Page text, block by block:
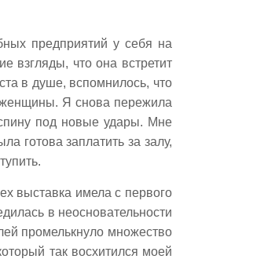
предприятий у себя на
взгляды, что она встретит
в душе, вспомнилось, что
женщины. Я снова пережила
под новые удары. Мне
готова заплатить за залу,
выставка имела с первого
в неосновательности
промелькнуло множество
так восхитился моей